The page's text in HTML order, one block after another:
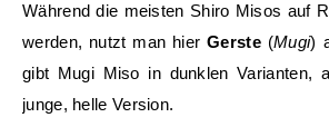
Während die meisten Shiro Misos auf
werden, nutzt man hierGerste (Mugi)
gibt Mugi Miso in dunklen Varianten,
junge, helle Version.